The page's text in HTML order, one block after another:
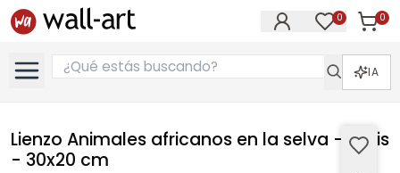
0 0
IA
Lienzo Animales africanos en la selva - Kvilis
- 30x20 cm